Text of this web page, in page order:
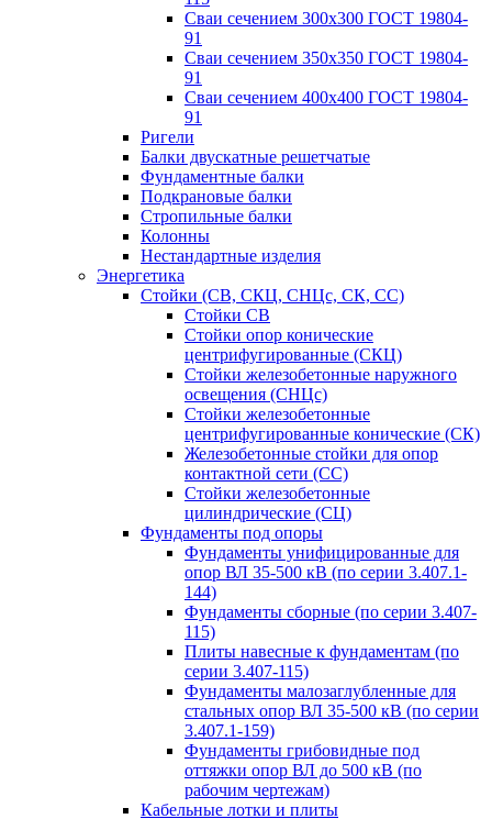
Сваи сечением 300х300 ГОСТ 19804-
91
Сваи сечением 350х350 ГОСТ 19804-
91
Сваи сечением 400х400 ГОСТ 19804-
91
Ригели
Балки двускатные решетчатые
Фундаментные балки
Подкрановые балки
Стропильные балки
Колонны
Нестандартные изделия
Энергетика
Стойки (СВ, СКЦ, СНЦс, СК, СС)
Стойки СВ
Стойки опор конические
центрифугированные (СКЦ)
Стойки железобетонные наружного
освещения (СНЦс)
Стойки железобетонные
центрифугированные конические (СК)
Железобетонные стойки для опор
контактной сети (СС)
Стойки железобетонные
цилиндрические (СЦ)
Фундаменты под опоры
Фундаменты унифицированные для
опор ВЛ 35-500 кВ (по серии 3.407.1-
144)
Фундаменты сборные (по серии 3.407-
115)
Плиты навесные к фундаментам (по
серии 3.407-115)
Фундаменты малозаглубленные для
стальных опор ВЛ 35-500 кВ (по серии
3.407.1-159)
Фундаменты грибовидные под
оттяжки опор ВЛ до 500 кВ (по
рабочим чертежам)
Кабельные лотки и плиты